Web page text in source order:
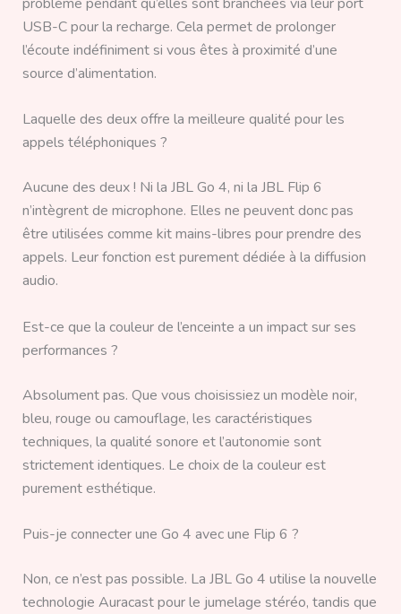
USB-C pour la recharge. Cela permet de prolonger
l’écoute indéfiniment si vous êtes à proximité d’une
source d’alimentation.
Laquelle des deux offre la meilleure qualité pour les
appels téléphoniques ?
Aucune des deux ! Ni la JBL Go 4, ni la JBL Flip 6
n’intègrent de microphone. Elles ne peuvent donc pas
être utilisées comme kit mains-libres pour prendre des
appels. Leur fonction est purement dédiée à la diffusion
audio.
Est-ce que la couleur de l’enceinte a un impact sur ses
performances ?
Absolument pas. Que vous choisissiez un modèle noir,
bleu, rouge ou camouflage, les caractéristiques
techniques, la qualité sonore et l’autonomie sont
strictement identiques. Le choix de la couleur est
purement esthétique.
Puis-je connecter une Go 4 avec une Flip 6 ?
Non, ce n’est pas possible. La JBL Go 4 utilise la nouvelle
technologie Auracast pour le jumelage stéréo, tandis que